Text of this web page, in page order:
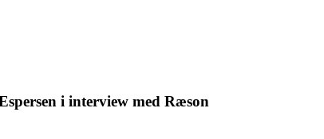
i interview med Ræson